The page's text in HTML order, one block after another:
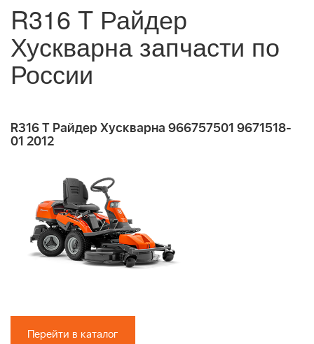
R316 T Райдер
Хускварна запчасти по
России
R316 T Райдер Хускварна 966757501 9671518-
01 2012
Перейти в каталог